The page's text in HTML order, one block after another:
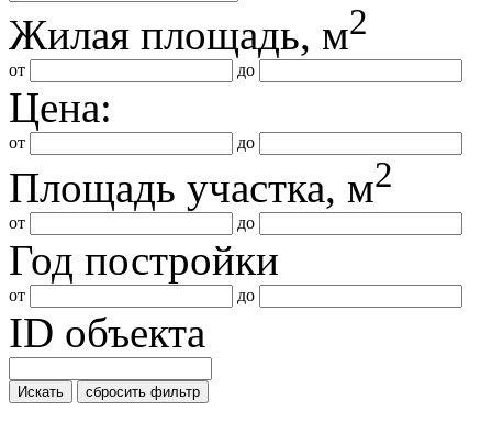
Жилая площадь, м2
от до
Цена:
от до
Площадь участка, м2
от до
Год постройки
от до
ID объекта
Искать сбросить фильтр